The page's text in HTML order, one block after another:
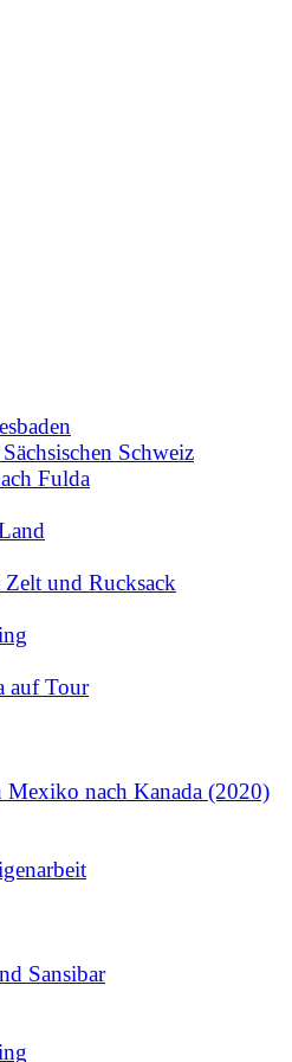
Schweiz
Fulda
und Rucksack
auf Tour
nach Kanada (2020)
Sansibar